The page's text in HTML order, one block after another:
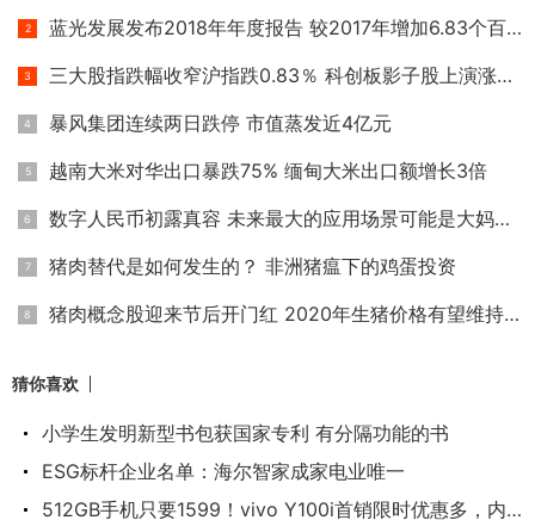
蓝光发展发布2018年年度报告 较2017年增加6.83个百分点
三大股指跌幅收窄沪指跌0.83％ 科创板影子股上演涨停潮
暴风集团连续两日跌停 市值蒸发近4亿元
越南大米对华出口暴跌75% 缅甸大米出口额增长3倍
数字人民币初露真容 未来最大的应用场景可能是大妈买菜
猪肉替代是如何发生的？ 非洲猪瘟下的鸡蛋投资
猪肉概念股迎来节后开门红 2020年生猪价格有望维持高位
猜你喜欢
小学生发明新型书包获国家专利 有分隔功能的书
ESG标杆企业名单：海尔智家成家电业唯一
512GB手机只要1599！vivo Y100i首销限时优惠多，内置